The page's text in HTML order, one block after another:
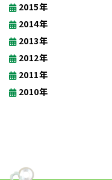
2015年
2014年
2013年
2012年
2011年
2010年